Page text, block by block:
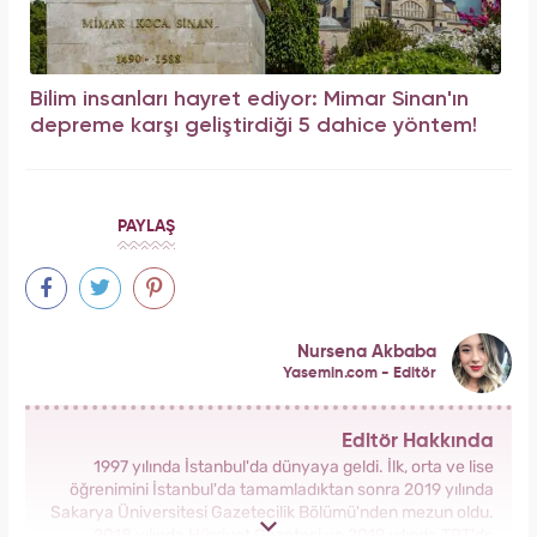
Bilim insanları hayret ediyor: Mimar Sinan'ın
depreme karşı geliştirdiği 5 dahice yöntem!
PAYLAŞ
Nursena Akbaba
Yasemin.com - Editör
Editör Hakkında
1997 yılında İstanbul'da dünyaya geldi. İlk, orta ve lise
öğrenimini İstanbul'da tamamladıktan sonra 2019 yılında
Sakarya Üniversitesi Gazetecilik Bölümü'nden mezun oldu.